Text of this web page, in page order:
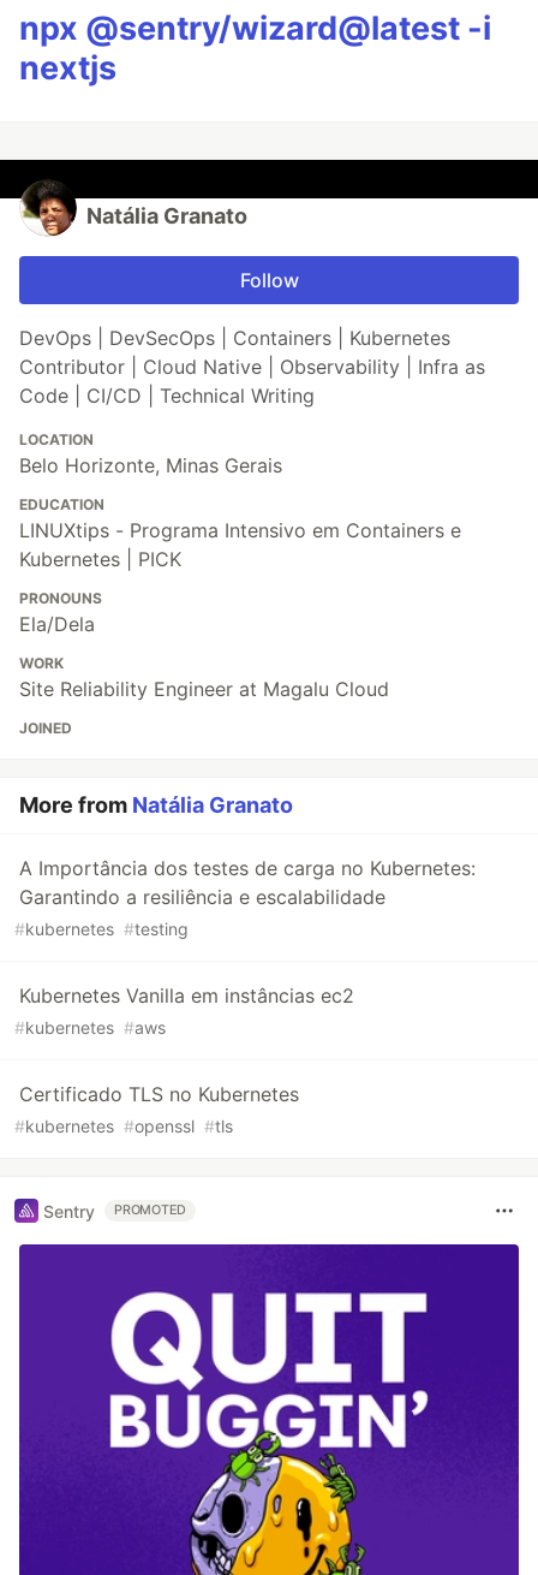
npx @sentry/wizard@latest -i
nextjs
Natália Granato
Follow
DevOps | DevSecOps | Containers | Kubernetes
Contributor | Cloud Native | Observability | Infra as
Code | CI/CD | Technical Writing
LOCATION
Belo Horizonte, Minas Gerais
EDUCATION
LINUXtips - Programa Intensivo em Containers e
Kubernetes | PICK
PRONOUNS
Ela/Dela
WORK
Site Reliability Engineer at Magalu Cloud
JOINED
More from Natália Granato
A Importância dos testes de carga no Kubernetes:
Garantindo a resiliência e escalabilidade
#kubernetes #testing
Kubernetes Vanilla em instâncias ec2
#kubernetes #aws
Certificado TLS no Kubernetes
#kubernetes #openssl #tls
Sentry PROMOTED